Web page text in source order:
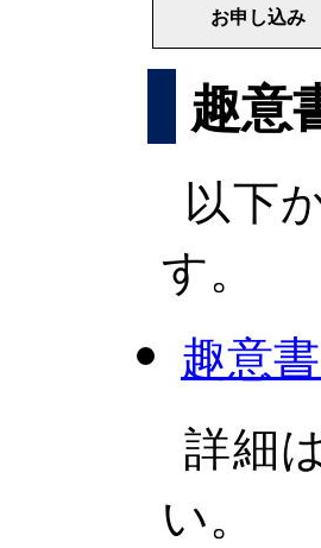
お申し込み
趣意
以下
す。
趣意
詳細
い。